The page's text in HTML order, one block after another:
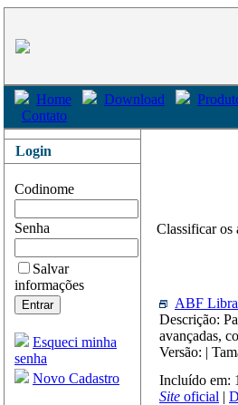
Home Download
Contato
Login
Codinome
Senha
Salvar
informações
Esqueci minha
senha
Novo Cadastro
Classificar
ABF
Descrição:
avançadas,
Versão: |
Incluído em:
Site oficial |